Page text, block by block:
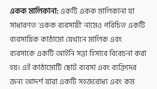
একক মালিকানা:একটি একক মালিকানা যা
সাধারণত 'একক ব্যবসায়ী' নামেও পরিচিত একটি
ব্যবসায়িক কাঠামো যেখানে মালিক এবং
ব্যবসাকে একটি আইনি সত্তা হিসাবে বিবেচনা করা
হয়। এই কাঠামোটি ছোট ব্যবসা এবং ব্যক্তিদের
জন্য আদর্শ যারা একটি সহজবোধ্য এবং কম